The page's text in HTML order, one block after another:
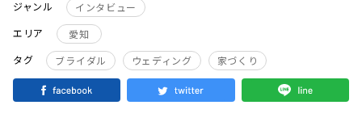
ジャンル
インタビュー
エリア
愛知
タグ
ブライダル ウェディング 家づくり